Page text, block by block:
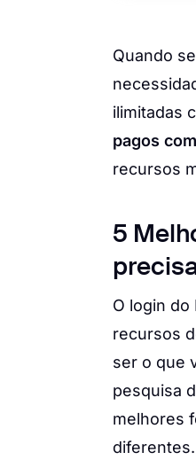
Quando
ilimitadas
pagos
recursos
5
O login
recursos
ser o que
pesquisa
melhores